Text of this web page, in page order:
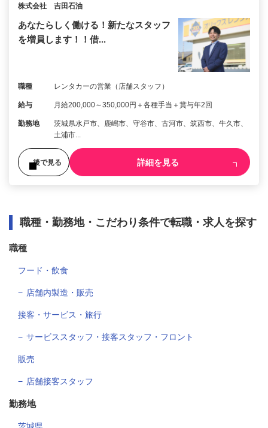
株式会社 吉田石油
あなたらしく働ける！新たなスタッフ
を増員します！！借...
職種 レンタカーの営業（店舗スタッフ）
給与 月給200,000～350,000円＋各種手当＋賞与年2回
勤務地
茨城県水戸市、鹿嶋市、守谷市、古河市、筑西市、牛久市、
土浦市...
後で見る 詳細を見る
職種・勤務地・こだわり条件で転職・求人を探す
職種
フード・飲食
店舗内製造・販売
接客・サービス・旅行
サービススタッフ・接客スタッフ・フロント
販売
店舗接客スタッフ
勤務地